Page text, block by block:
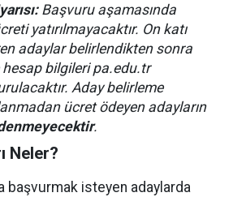
Başvuru aşamasında
yatırılmayacaktır. On katı
adaylar belirlendikten sonra
hesap bilgileri pa.edu.tr
Aday belirleme
ücret ödeyen adayların
.
Neler?
başvurmak isteyen adaylarda